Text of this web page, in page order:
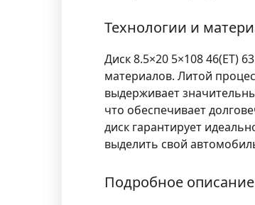
Технологии и
Диск8.5×20 5×108 46(ET)
материалов. Литой
выдерживает
что обеспечивает
диск гарантирует
выделить свой
Подробное